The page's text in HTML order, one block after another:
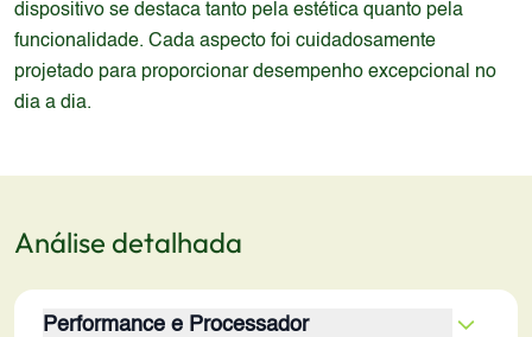
dispositivo se destaca tanto pela estética quanto pela
funcionalidade. Cada aspecto foi cuidadosamente
projetado para proporcionar desempenho excepcional no
dia a dia.
Análise detalhada
Performance e Processador